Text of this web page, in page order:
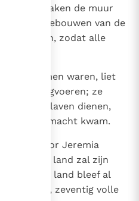
brand, braken de muur
grote gebouwen van de
opgaan, zodat alle
ontkomen waren, liet
wegvoeren; ze
als slaven dienen,
aan de macht kwam.
Jahwe door Jeremia
'Het land zal zijn
Het land bleef al
rustte uit, zeventig volle